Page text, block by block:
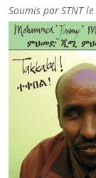
Soumis parSTNTle